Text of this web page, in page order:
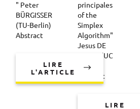
" Peter
BÜRGISSER
(TU-Berlin)
Abstract
LIRE
L'ARTICLE
principales
of the
Simplex
Algorithm"
Jesus DE
LOERA (UC
Davis)
Abstract
LIRE